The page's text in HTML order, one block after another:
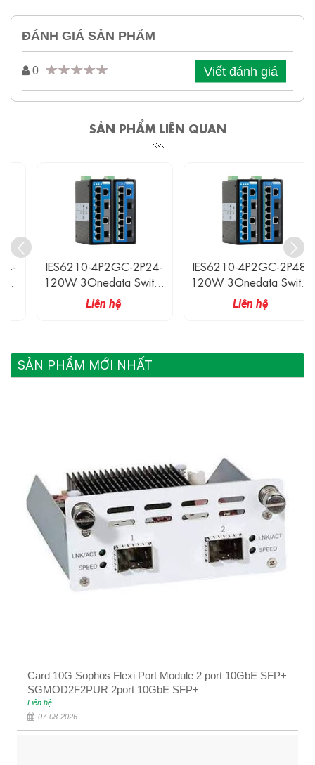
ĐÁNH GIÁ SẢN PHẨM
0 Viết đánh giá
SẢN PHẨM LIÊN QUAN
IES6210-4P2GC-2P24-
120W 3Onedata Switch
Công Nghiệp 2 Cổng
Combo Gigabit, 4 Cổng
Liên hệ
IES6210-4P2GC-2P48-
120W 3Onedata Switch
Công Nghiệp 2 Cổng
Combo Gigabit, 4 Cổng
Liên hệ
SẢN PHẨM MỚI NHẤT
Card 10G Sophos Flexi Port Module 2 port 10GbE SFP+
SGMOD2F2PUR 2port 10GbE SFP+
Liên hệ
07-08-2026